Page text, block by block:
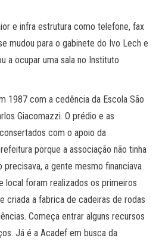
e infra estrutura como telefone, fax
mudou para o gabinete do Ivo Lech e
a ocupar uma sala no Instituto
1987 com a cedência da Escola São
Giacomazzi. O prédio e as
com o apoio da
porque a associação não tinha
precisava, a gente mesmo financiava
local foram realizados os primeiros
criada a fabrica de cadeiras de rodas
Começa entrar alguns recursos
Já é a Acadef em busca da